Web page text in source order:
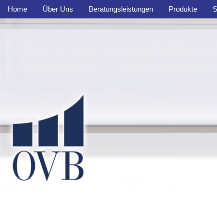
Home Über Uns Beratungsleistungen Produkte